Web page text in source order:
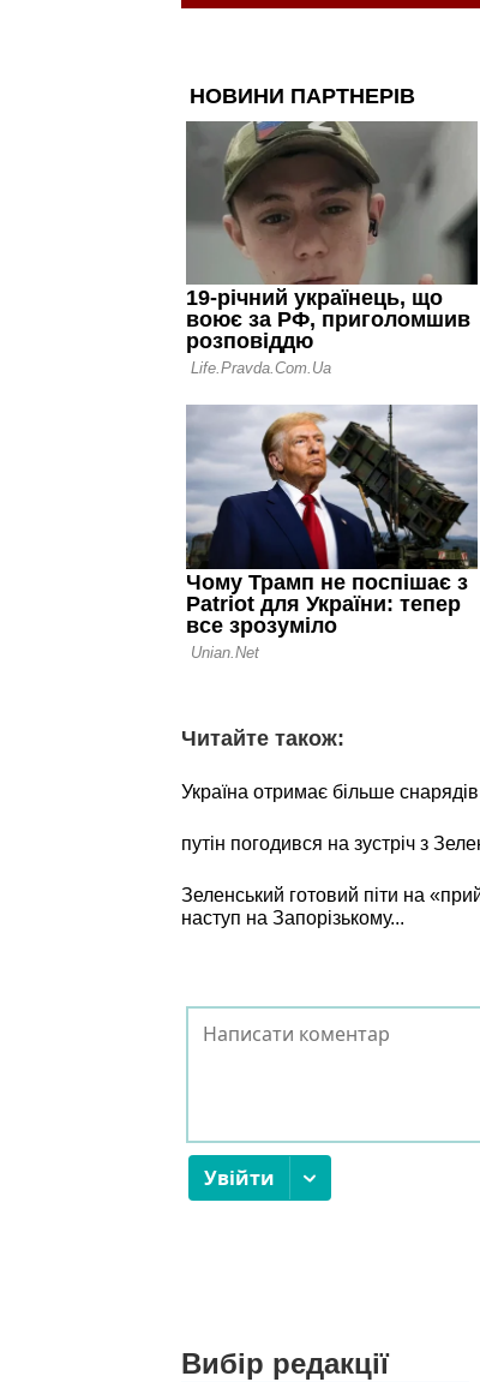
Читайте також:
Україна отримає більше снарядів
путін погодився на зустріч з
Зеленський готовий піти на
наступ на Запорізькому...
Вибір редакції